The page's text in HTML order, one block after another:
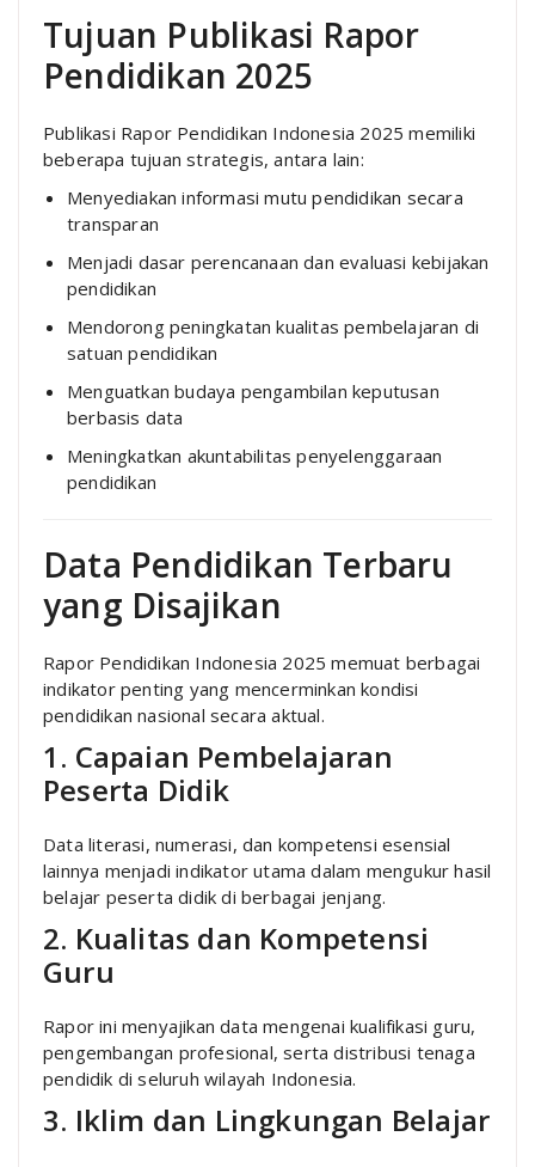
Tujuan Publikasi Rapor
Pendidikan 2025
Publikasi Rapor Pendidikan Indonesia 2025 memiliki
beberapa tujuan strategis, antara lain:
Menyediakan informasi mutu pendidikan secara
transparan
Menjadi dasar perencanaan dan evaluasi kebijakan
pendidikan
Mendorong peningkatan kualitas pembelajaran di
satuan pendidikan
Menguatkan budaya pengambilan keputusan
berbasis data
Meningkatkan akuntabilitas penyelenggaraan
pendidikan
Data Pendidikan Terbaru
yang Disajikan
Rapor Pendidikan Indonesia 2025 memuat berbagai
indikator penting yang mencerminkan kondisi
pendidikan nasional secara aktual.
1. Capaian Pembelajaran
Peserta Didik
Data literasi, numerasi, dan kompetensi esensial
lainnya menjadi indikator utama dalam mengukur hasil
belajar peserta didik di berbagai jenjang.
2. Kualitas dan Kompetensi
Guru
Rapor ini menyajikan data mengenai kualifikasi guru,
pengembangan profesional, serta distribusi tenaga
pendidik di seluruh wilayah Indonesia.
3. Iklim dan Lingkungan Belajar